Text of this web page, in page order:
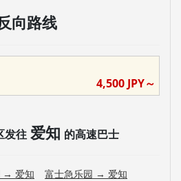
向路线
4,500 JPY～
发往 爱知 的高速巴士
→ 爱知 富士急乐园 → 爱知